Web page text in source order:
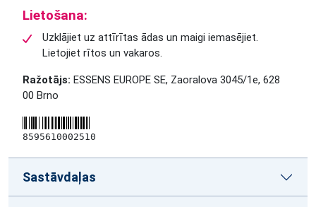
Lietošana:
Uzklājiet uz attīrītas ādas un maigi iemasējiet.
Lietojiet rītos un vakaros.
Ražotājs: ESSENS EUROPE SE, Zaoralova 3045/1e, 628
00 Brno
8595610002510
Sastāvdaļas